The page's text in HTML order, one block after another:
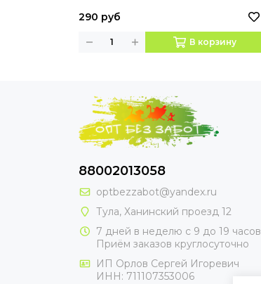
290 руб
В корзину
88002013058
optbezzabot@yandex.ru
Тула, Ханинский проезд 12
7 дней в неделю с 9 до 19 часов
Приём заказов круглосуточно
ИП Орлов Сергей Игоревич
ИНН: 711107353006